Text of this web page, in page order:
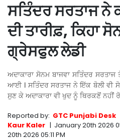
ਸਤਿੰਦਰ ਸਰਤਾਜ ਨੇ
ਦੀ ਤਾਰੀਫ਼, ਕਿਹਾ
ਗ੍ਰੇਸਫੁਲ ਲੇਡੀ
ਅਦਾਕਾਰਾ ਸੋਨਮ ਬਾਜਵਾ ਸਤਿੰਦਰ
ਆਈ । ਸਤਿੰਦਰ ਸਰਤਾਜ ਨੇ ਇੱਕ ਬੋਲੀ ਵੀ
ਸੁਣ ਕੇ ਅਦਾਕਾਰਾ ਵੀ ਖੁਦ ਨੂੰ ਥਿਰਕਣੋਂ ਨਹੀਂ
Reported by: GTC Punjabi Desk
Kaur Kaler | January 20th 2026
20th 2026 05:11 PM